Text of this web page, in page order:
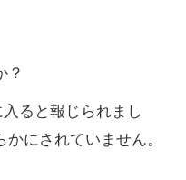
？
ると報じられまし
にされていません。